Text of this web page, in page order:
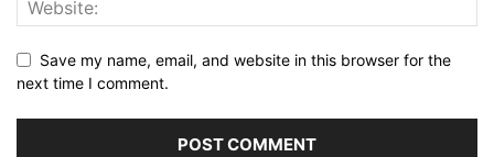
Save my name, email, and website in this browser for the
next time I comment.